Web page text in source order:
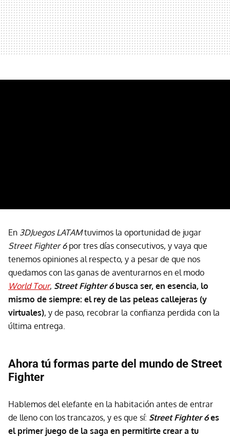
En 3DJuegos LATAMtuvimos la oportunidad de jugar
Street Fighter 6por tres días consecutivos, y vaya que
tenemos opiniones al respecto, y a pesar de que nos
quedamos con las ganas de aventurarnos en el modo
World Tour, Street Fighter 6busca ser, en esencia, lo
mismo de siempre: el rey de las peleas callejeras (y
virtuales), y de paso, recobrar la confianza perdida con la
última entrega.
Ahora tú formas parte del mundo de Street
Fighter
Hablemos del elefante en la habitación antes de entrar
de lleno con los trancazos, y es que sí: Street Fighter 6es
el primer juego de la saga en permitirte crear a tu